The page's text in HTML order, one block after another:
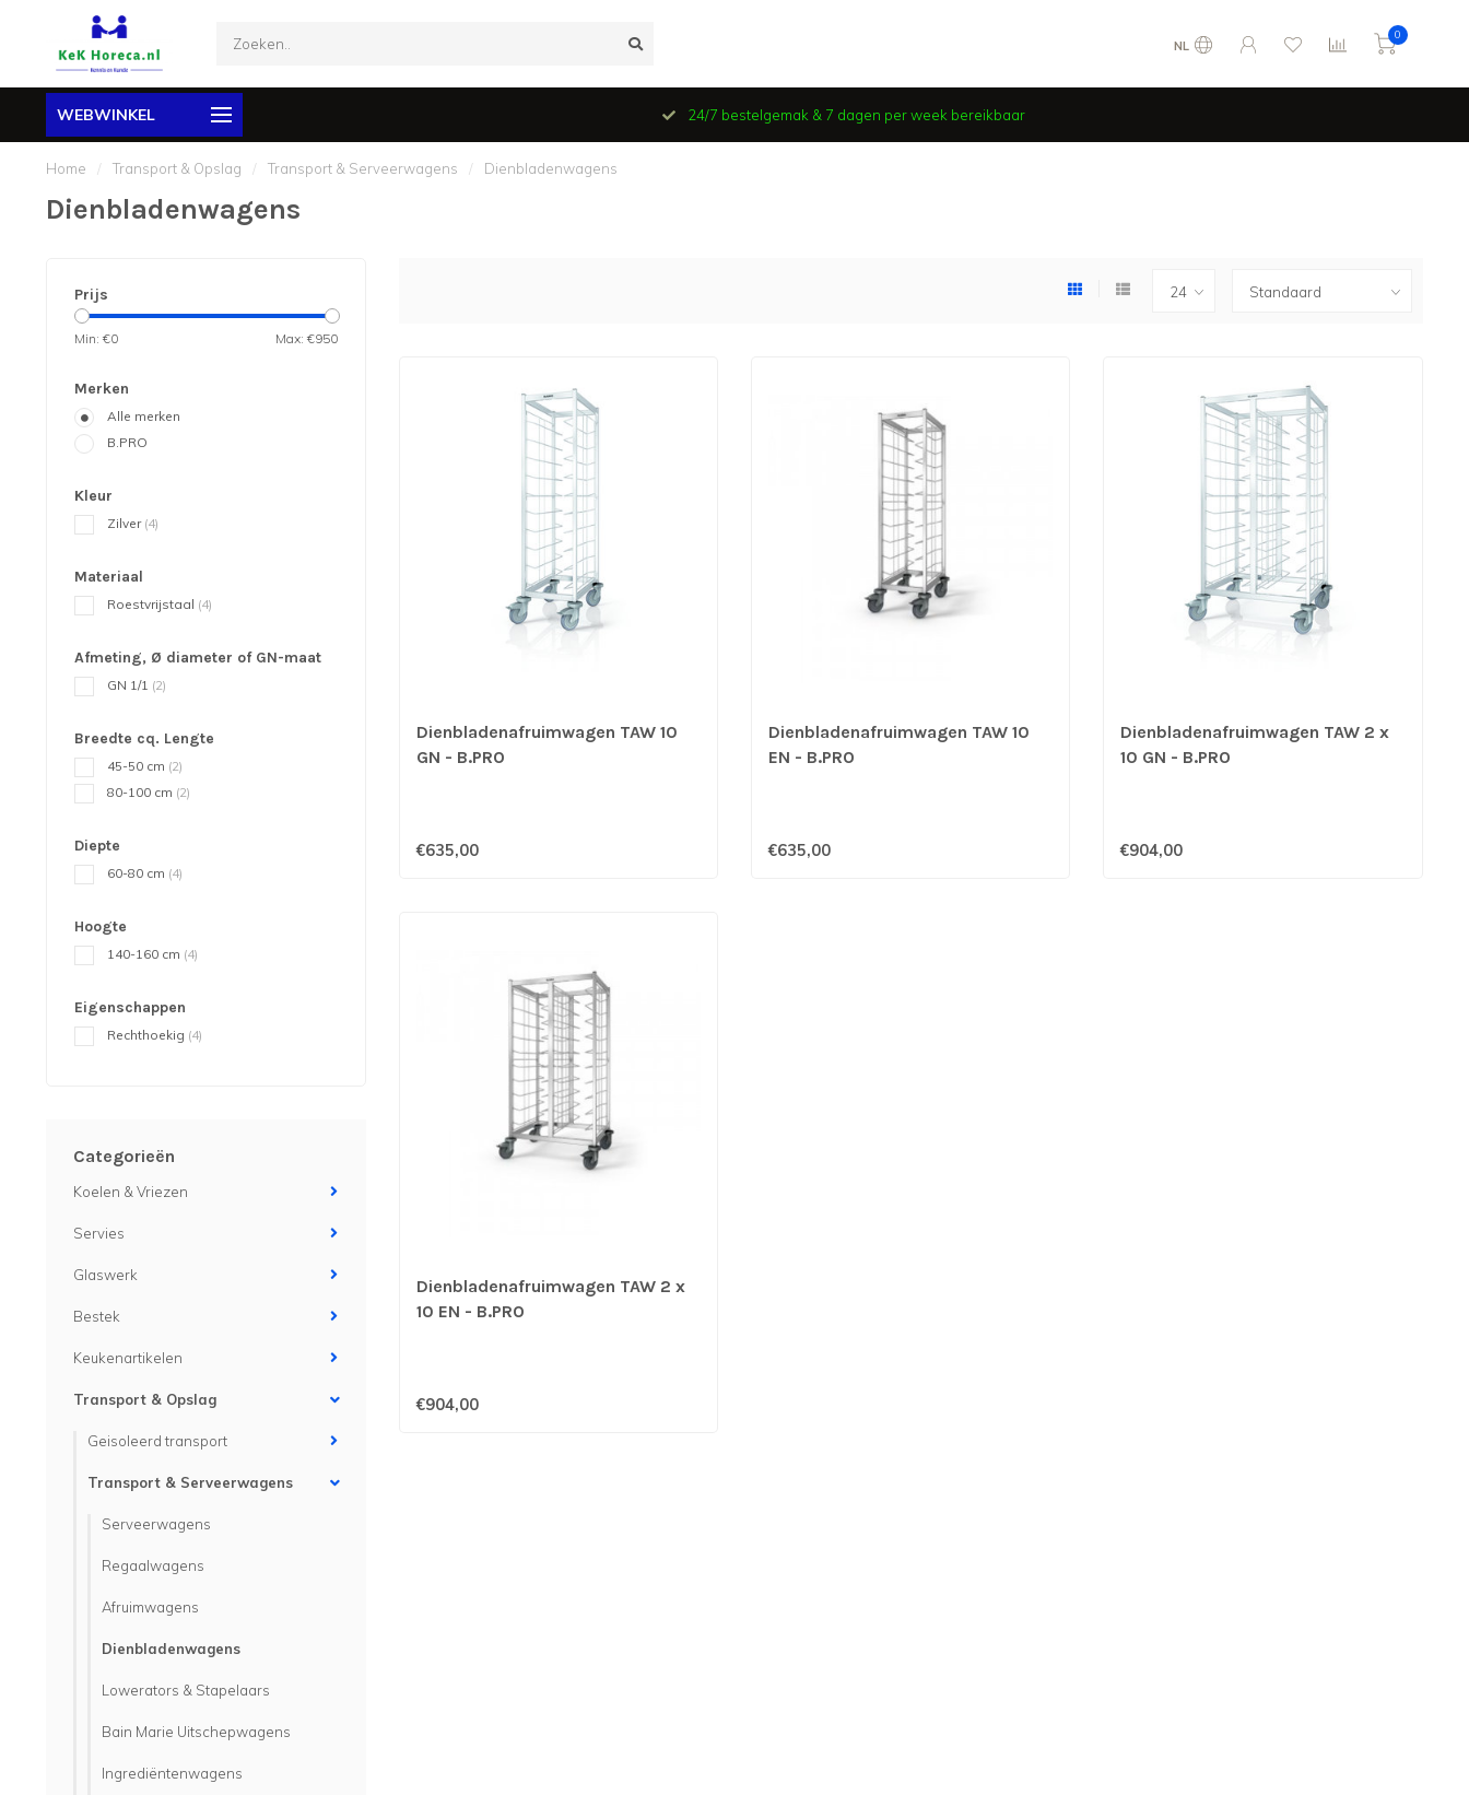
NL
0
WEBWINKEL 24/7 bestelgemak & 7 dagen per week bereikbaar
Home / Transport & Opslag / Transport & Serveerwagens / Dienbladenwagens
Dienbladenwagens
Prijs
Min: €0 Max: €950
Merken
Alle merken
B.PRO
Kleur
Zilver (4)
Materiaal
Roestvrijstaal (4)
Afmeting, Ø diameter of GN-maat
GN 1/1 (2)
Breedte cq. Lengte
45-50 cm (2)
80-100 cm (2)
Diepte
60-80 cm (4)
Hoogte
140-160 cm (4)
Eigenschappen
Rechthoekig (4)
Categorieën
Koelen & Vriezen
Servies
Glaswerk
Bestek
Keukenartikelen
Transport & Opslag
Geisoleerd transport
Transport & Serveerwagens
Serveerwagens
Regaalwagens
Afruimwagens
Dienbladenwagens
Lowerators & Stapelaars
Bain Marie Uitschepwagens
Ingrediëntenwagens
Dienbladenafruimwagen TAW 10
GN - B.PRO
€635,00
Dienbladenafruimwagen TAW 10
EN - B.PRO
€635,00
Dienbladenafruimwagen TAW 2 x
10 GN - B.PRO
€904,00
Dienbladenafruimwagen TAW 2 x
10 EN - B.PRO
€904,00